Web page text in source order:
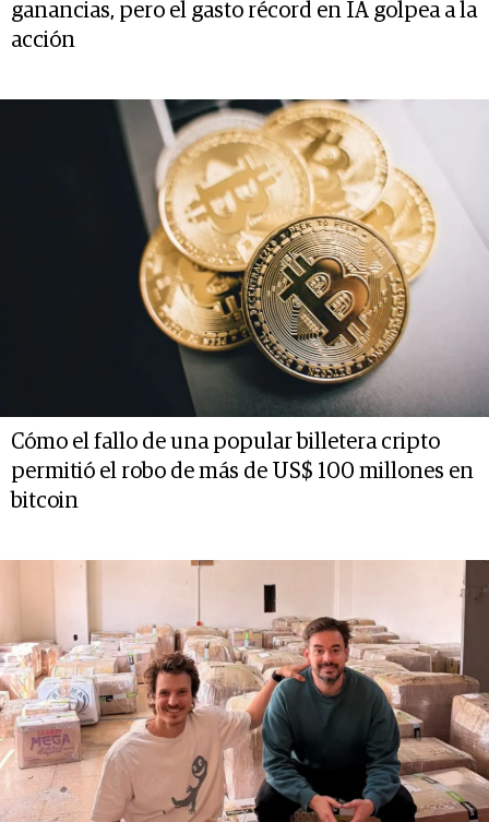
ganancias, pero el gasto récord en IA golpea a la
acción
Cómo el fallo de una popular billetera cripto
permitió el robo de más de US$ 100 millones en
bitcoin